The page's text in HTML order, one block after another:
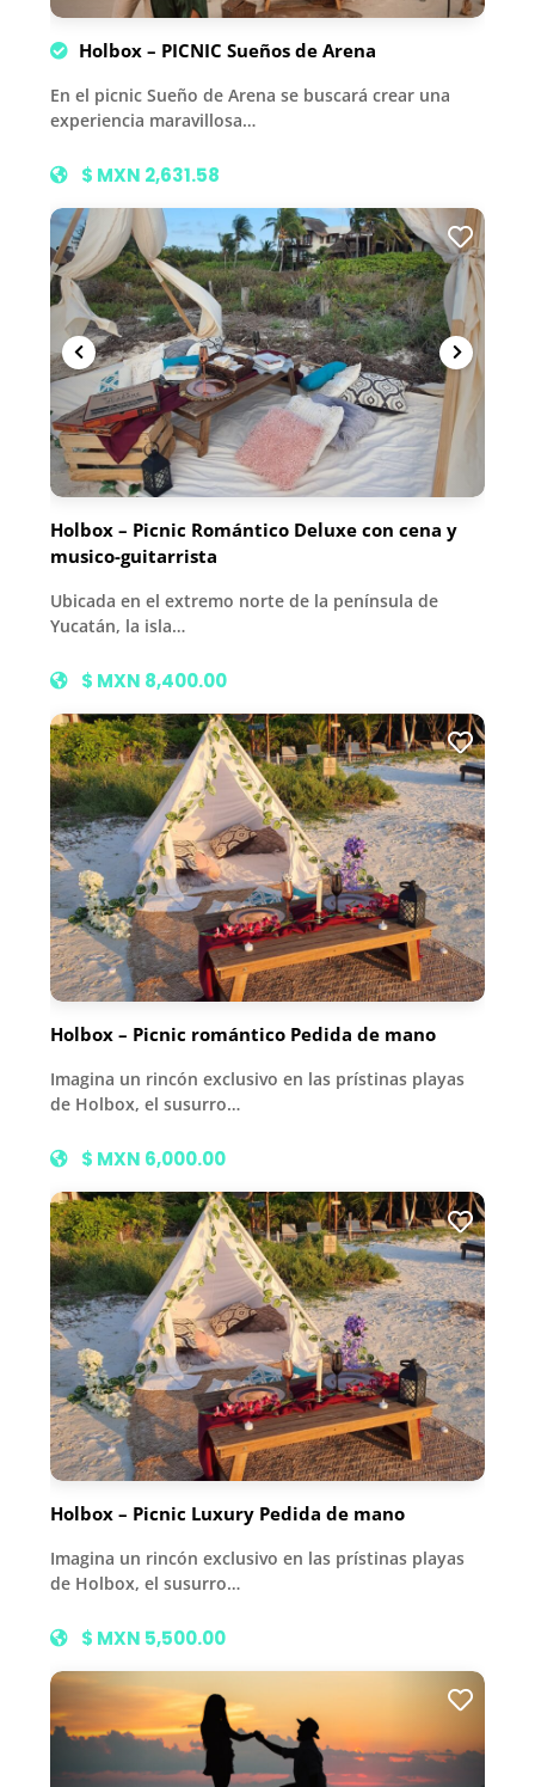
Holbox – PICNIC Sueños de Arena
En el picnic Sueño de Arena se buscará crear una
experiencia maravillosa…
$ MXN 2,631.58
Holbox – Picnic Romántico Deluxe con cena y
musico-guitarrista
Ubicada en el extremo norte de la península de
Yucatán, la isla…
$ MXN 8,400.00
Holbox – Picnic romántico Pedida de mano
Imagina un rincón exclusivo en las prístinas playas
de Holbox, el susurro…
$ MXN 6,000.00
Holbox – Picnic Luxury Pedida de mano
Imagina un rincón exclusivo en las prístinas playas
de Holbox, el susurro…
$ MXN 5,500.00